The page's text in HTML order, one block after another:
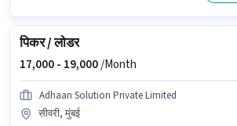
पिकर / लोडर
17,000 - 19,000/Month
Adhaan Solution Private Limited
सीवरी, मुंबई